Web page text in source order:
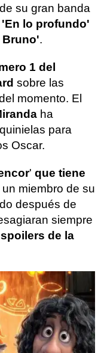
su gran banda
'En lo profundo'
Bruno'.
1 del
sobre las
momento. El
ha
para
Oscar.
' que tiene
un miembro de su
después de
siempre
spoilers de la